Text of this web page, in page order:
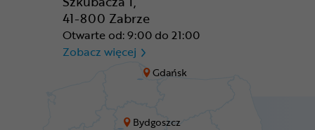
Bydgoszcz
Gdańsk
41-800 Zabrze
Otwarte od: 9:00 do 21:00
Zobacz więcej CR Zabrze - M1 Zabrze